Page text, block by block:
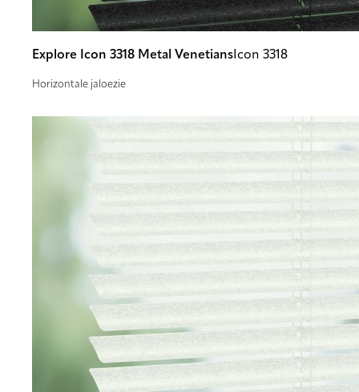
Explore Icon 3318 Metal VenetiansIcon 3318
Horizontale jaloezie